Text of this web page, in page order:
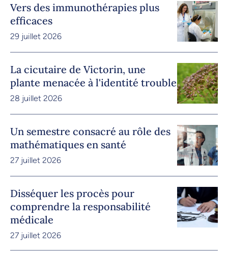
Vers des immunothérapies plus
efficaces
29 juillet 2026
La cicutaire de Victorin, une
plante menacée à l'identité trouble
28 juillet 2026
Un semestre consacré au rôle des
mathématiques en santé
27 juillet 2026
Disséquer les procès pour
comprendre la responsabilité
médicale
27 juillet 2026